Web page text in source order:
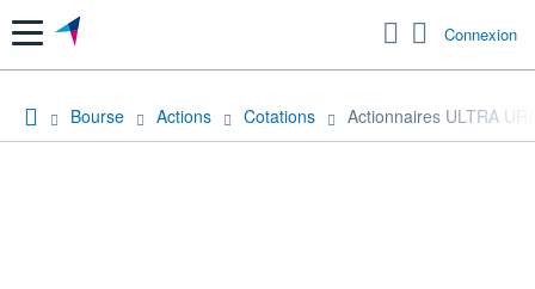
Menu Connexion
Bourse Actions Cotations Actionnaires ULTRA